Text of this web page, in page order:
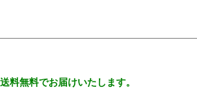
料無料でお届けいたします。